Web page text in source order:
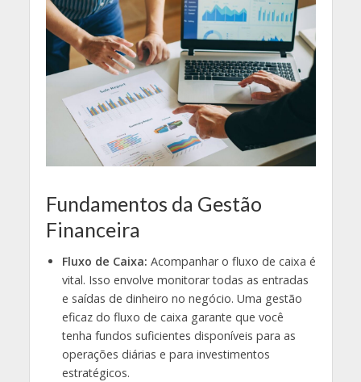
Fundamentos da Gestão
Financeira
Fluxo de Caixa: Acompanhar o fluxo de caixa é
vital. Isso envolve monitorar todas as entradas
e saídas de dinheiro no negócio. Uma gestão
eficaz do fluxo de caixa garante que você
tenha fundos suficientes disponíveis para as
operações diárias e para investimentos
estratégicos.